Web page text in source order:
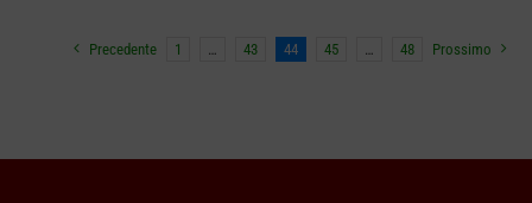
Precedente 1 43 44 45 48 Prossimo